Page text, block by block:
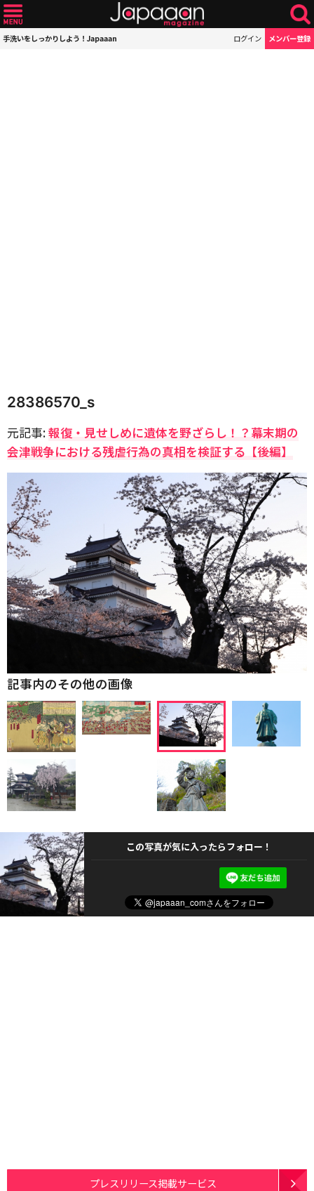
手洗いをしっかりしよう！Japaaan ログイン メンバー登録
28386570_s
元記事:報復・見せしめに遺体を野ざらし！？幕末期の
会津戦争における残虐行為の真相を検証する【後編】
記事内のその他の画像
この写真が気に入ったらフォロー！
プレスリリース掲載サービス